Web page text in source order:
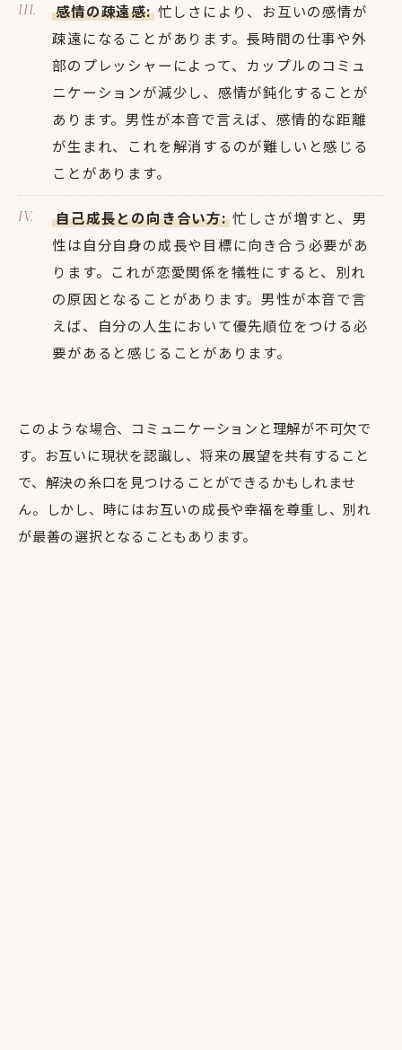
感情の疎遠感:忙しさにより、お互いの感情が
疎遠になることがあります。長時間の仕事や外
部のプレッシャーによって、カップルのコミュ
ニケーションが減少し、感情が鈍化することが
あります。男性が本音で言えば、感情的な距離
が生まれ、これを解消するのが難しいと感じる
ことがあります。
自己成長との向き合い方:忙しさが増すと、男
性は自分自身の成長や目標に向き合う必要があ
ります。これが恋愛関係を犠牲にすると、別れ
の原因となることがあります。男性が本音で言
えば、自分の人生において優先順位をつける必
要があると感じることがあります。
このような場合、コミュニケーションと理解が不可欠で
す。お互いに現状を認識し、将来の展望を共有すること
で、解決の糸口を見つけることができるかもしれませ
ん。しかし、時にはお互いの成長や幸福を尊重し、別れ
が最善の選択となることもあります。